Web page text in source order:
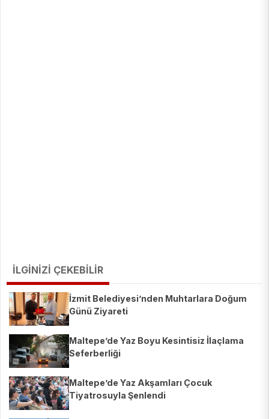
İLGİNİZİ ÇEKEBİLİR
İzmit Belediyesi’nden Muhtarlara Doğum
Günü Ziyareti
Maltepe’de Yaz Boyu Kesintisiz İlaçlama
Seferberliği
Maltepe’de Yaz Akşamları Çocuk
Tiyatrosuyla Şenlendi